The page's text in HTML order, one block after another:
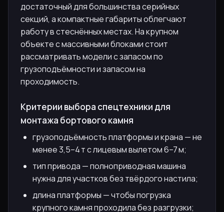
достаточный для большинства серийных
секций, а компактные габариты облегчают
работу в стеснённых местах. На крупном
объекте с массивными блоками стоит
рассматривать модели с запасом по
грузоподъёмности и запасом на
проходимость.
Критерии выбора спецтехники для
монтажа бортового камня
грузоподъёмность платформы и крана — не
менее 3,5–4 т с лицевым вылетом 6–7 м;
тип привода — полноприводная машина
нужна для участков без твёрдого настила;
длина платформы — чтобы погрузка
крупного камня проходила без разгрузки;